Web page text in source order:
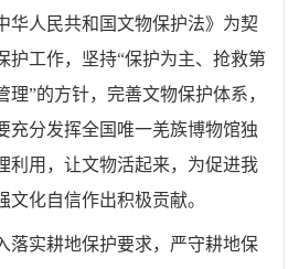
华人民共和国文物保护法》为契
护工作，坚持“保护为主、抢救第
”的方针，完善文物保护体系，
充分发挥全国唯一羌族博物馆独
利用，让文物活起来，为促进我
文化自信作出积极贡献。
落实耕地保护要求，严守耕地保